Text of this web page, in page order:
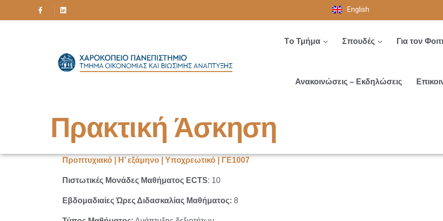
English
Tο Τμήμα Σπουδές Για τον
Ανακοινώσεις – Εκδηλώσεις
Πρακτική Άσκηση
Προπτυχιακό | H’ εξάμηνο | Υποχρεωτικό | ΓΕ1007
Πιστωτικές Μονάδες Μαθήματος ECTS: 10
Εβδομαδιαίες Ώρες Διδασκαλίας Μαθήματος: 8